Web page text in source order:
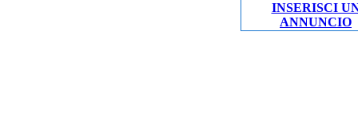
INSERISCI
ANNUNCIO